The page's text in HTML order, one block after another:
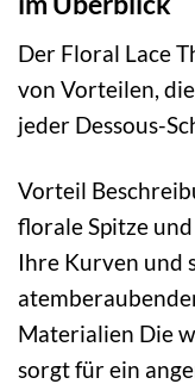
Der Floral Lace
von Vorteilen,
jeder Dessous-
Vorteil
florale Spitze
Ihre Kurven und
Materialien Die
sorgt für ein